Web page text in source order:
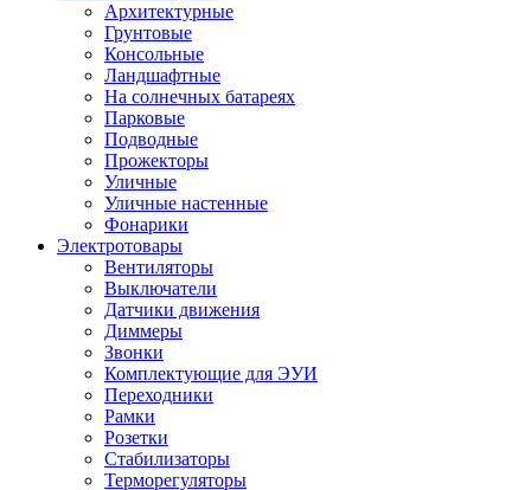
Архитектурные
Грунтовые
Консольные
Ландшафтные
На солнечных батареях
Парковые
Подводные
Прожекторы
Уличные
Уличные настенные
Фонарики
Электротовары
Вентиляторы
Выключатели
Датчики движения
Диммеры
Звонки
Комплектующие для ЭУИ
Переходники
Рамки
Розетки
Стабилизаторы
Терморегуляторы